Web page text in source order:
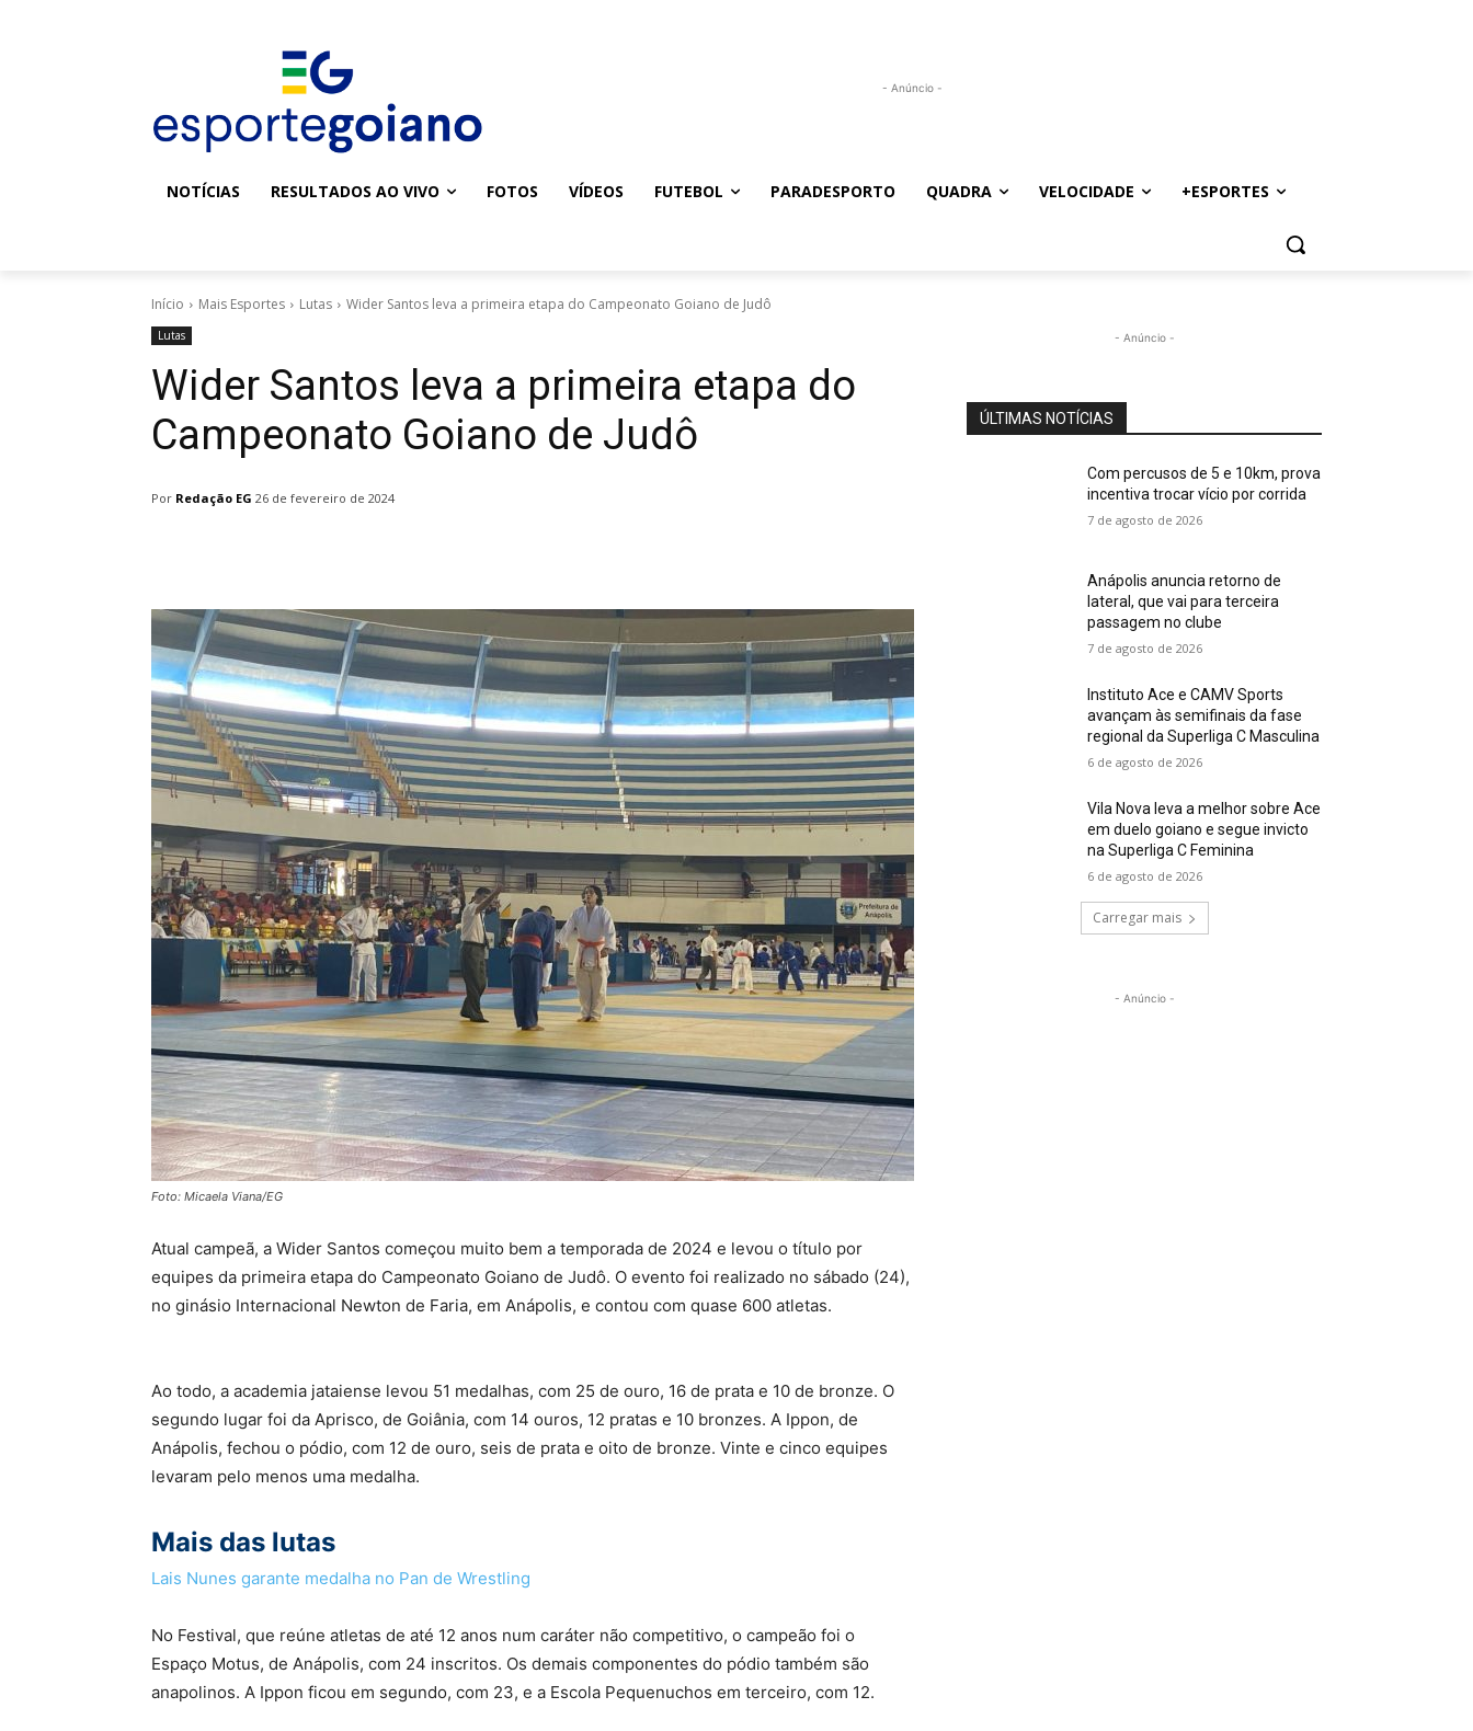
- Anúncio -
NOTÍCIAS RESULTADOS AO VIVO FOTOS VÍDEOS FUTEBOL PARADESPORTO QUADRA VELOCIDADE +ESPORTES
Início Mais Esportes Lutas Wider Santos leva a primeira etapa do Campeonato Goiano de Judô
Lutas
Wider Santos leva a primeira etapa do
Campeonato Goiano de Judô
Por Redação EG 26 de fevereiro de 2024
Foto: Micaela Viana/EG
Atual campeã, a Wider Santos começou muito bem a temporada de 2024 e levou o título por
equipes da primeira etapa do Campeonato Goiano de Judô. O evento foi realizado no sábado (24),
no ginásio Internacional Newton de Faria, em Anápolis, e contou com quase 600 atletas.
Ao todo, a academia jataiense levou 51 medalhas, com 25 de ouro, 16 de prata e 10 de bronze. O
segundo lugar foi da Aprisco, de Goiânia, com 14 ouros, 12 pratas e 10 bronzes. A Ippon, de
Anápolis, fechou o pódio, com 12 de ouro, seis de prata e oito de bronze. Vinte e cinco equipes
levaram pelo menos uma medalha.
Mais das lutas
Lais Nunes garante medalha no Pan de Wrestling
No Festival, que reúne atletas de até 12 anos num caráter não competitivo, o campeão foi o
Espaço Motus, de Anápolis, com 24 inscritos. Os demais componentes do pódio também são
anapolinos. A Ippon ficou em segundo, com 23, e a Escola Pequenuchos em terceiro, com 12.
- Anúncio -
ÚLTIMAS NOTÍCIAS
Com percusos de 5 e 10km, prova
incentiva trocar vício por corrida
7 de agosto de 2026
Anápolis anuncia retorno de
lateral, que vai para terceira
passagem no clube
7 de agosto de 2026
Instituto Ace e CAMV Sports
avançam às semifinais da fase
regional da Superliga C Masculina
6 de agosto de 2026
Vila Nova leva a melhor sobre Ace
em duelo goiano e segue invicto
na Superliga C Feminina
6 de agosto de 2026
Carregar mais
- Anúncio -